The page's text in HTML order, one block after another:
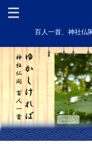
百人一首、神社仏